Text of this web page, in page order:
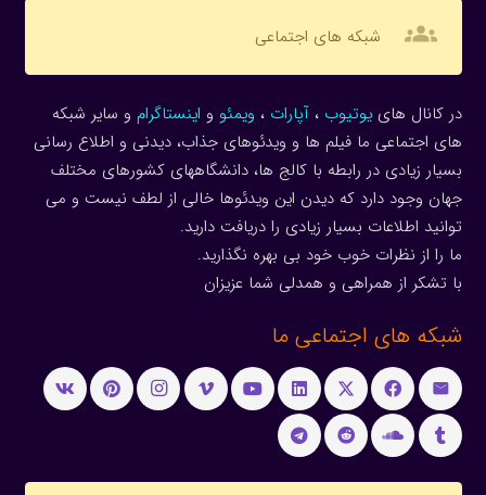
groups شبکه های اجتماعی
در کانال هاییوتیوب ، آپارات ، ویمئو و اینستاگرام و سایر شبکه
های اجتماعی ما فیلم ها و ویدئوهای جذاب، دیدنی و اطلاع رسانی
بسیار زیادی در رابطه با کالج ها، دانشگاههای کشورهای مختلف
جهان وجود دارد که دیدن این ویدئوها خالی از لطف نیست و می
توانید اطلاعات بسیار زیادی را دریافت دارید.
ما را از نظرات خوب خود بی بهره نگذارید.
با تشکر از همراهی و همدلی شما عزیزان
شبکه های اجتماعی ما